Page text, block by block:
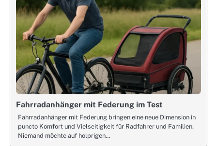
Fahrradanhänger mit Federung im Test
Fahrradanhänger mit Federung bringen eine neue Dimension in
puncto Komfort und Vielseitigkeit für Radfahrer und Familien.
Niemand möchte auf holprigen…